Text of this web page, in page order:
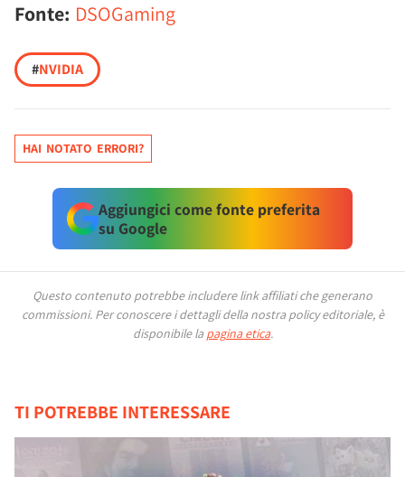
Fonte: DSOGaming
#NVIDIA
HAI NOTATO ERRORI?
Aggiungici come fonte preferita
su Google
Questo contenuto potrebbe includere link affiliati che generano
commissioni. Per conoscere i dettagli della nostra policy editoriale, è
disponibile la pagina etica.
TI POTREBBE INTERESSARE